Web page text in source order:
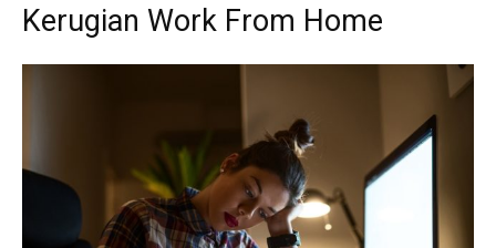
Kerugian Work From Home